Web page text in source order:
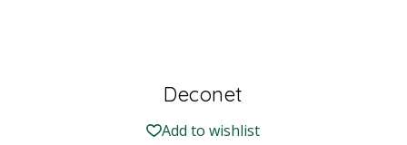
Deconet
Add to wishlist